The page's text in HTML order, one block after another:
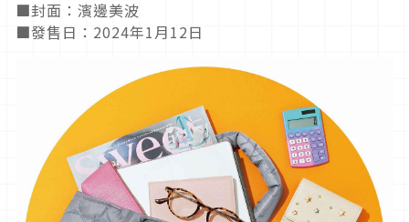
■封面：濱邊美波
■發售日：2024年1月12日